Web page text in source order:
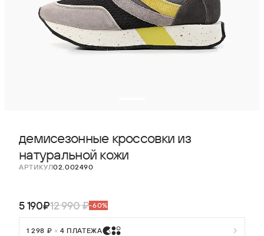
демисезонные кроссовки из
натуральной кожи
АРТИКУЛ02.002490
5 190₽12 990 ₽-60%
1 298 ₽ × 4 ПЛАТЕЖА